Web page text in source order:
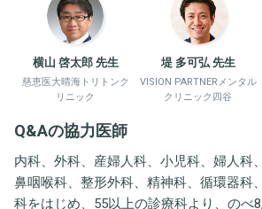
横山 啓太郎 先生
慈恵医大晴海トリトンク
リニック
堤 多可弘 先生
VISION PARTNERメンタル
クリニック四谷
Q&Aの協力医師
内科、外科、産婦人科、小児科、婦人科
鼻咽喉科、整形外科、精神科、循環器科
科をはじめ、55以上の診療科より、のべ